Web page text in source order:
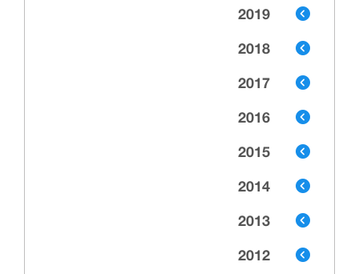
2019
2018
2017
2016
2015
2014
2013
2012